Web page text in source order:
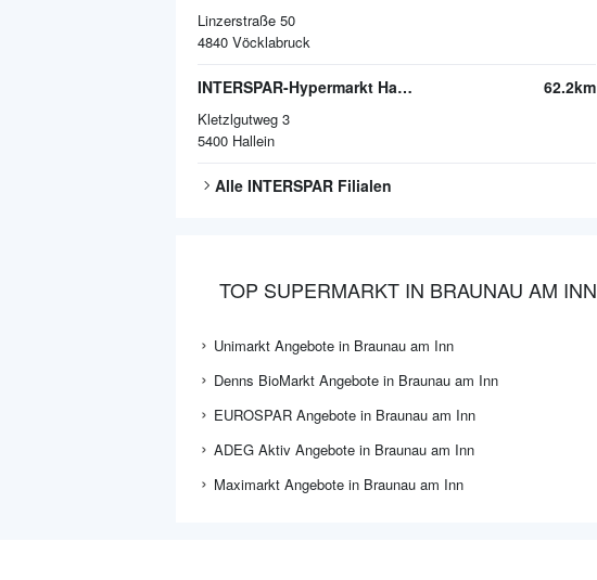
Linzerstraße 50
4840 Vöcklabruck
INTERSPAR-Hypermarkt Hallein
Kletzlgutweg 3
5400 Hallein
62.2km
Alle INTERSPAR Filialen
TOP SUPERMARKT IN BRAUNAU AM INN
Unimarkt Angebote in Braunau am Inn
Denns BioMarkt Angebote in Braunau am Inn
EUROSPAR Angebote in Braunau am Inn
ADEG Aktiv Angebote in Braunau am Inn
Maximarkt Angebote in Braunau am Inn